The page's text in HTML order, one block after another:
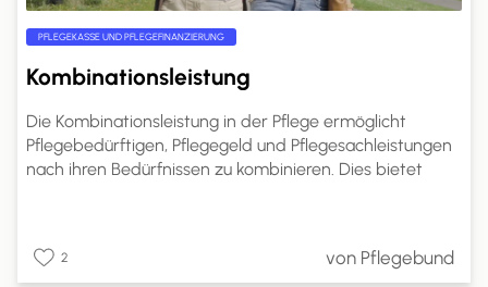
PFLEGEKASSE UND PFLEGEFINANZIERUNG
Kombinationsleistung
Die Kombinationsleistung in der Pflege ermöglicht
Pflegebedürftigen, Pflegegeld und Pflegesachleistungen
nach ihren Bedürfnissen zu kombinieren. Dies bietet
erforderlich, und die Kostenabrechnung erfolgt direkt
2 von Pflegebund